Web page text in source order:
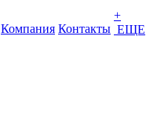
Компания Контакты
+
ЕЩЕ